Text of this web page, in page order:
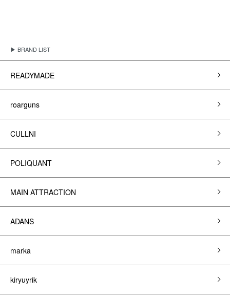
▶ BRAND LIST
READYMADE
roarguns
CULLNI
POLIQUANT
MAIN ATTRACTION
ADANS
marka
kiryuyrik